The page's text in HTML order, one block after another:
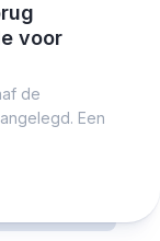
voor
de
Een